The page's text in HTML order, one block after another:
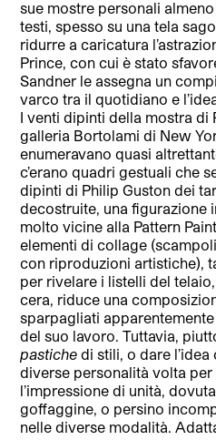
sue mostre personali
testi, spesso su una tela
ridurre a caricatura
Prince, con cui è stato
Sandner le assegna un
varco tra il quotidiano e
I venti dipinti della mostra di
galleria Bortolami di New
enumeravano quasi
c’erano quadri gestuali che
dipinti di Philip Guston dei
decostruite, una figurazione
molto vicine alla Pattern
elementi di collage
con riproduzioni artistiche),
per rivelare i listelli del
cera, riduce una
sparpagliati
del suo lavoro. Tuttavia,
pastiche di stili, o dare l’idea
diverse personalità volta
l’impressione di unità,
goffaggine, o persino
nelle diverse modalità.